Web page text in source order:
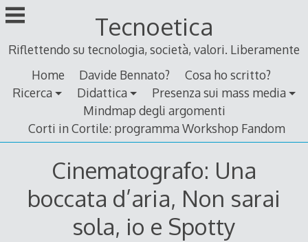
Skip
to
Tecnoetica
Riflettendo su tecnologia, società, valori. Liberamente
Home
Davide Bennato?
Cosa ho scritto?
Ricerca
Didattica
Presenza sui mass media
Mindmap degli argomenti
Corti in Cortile: programma Workshop Fandom
Cinematografo: Una
boccata d’aria, Non sarai
sola, io e Spotty